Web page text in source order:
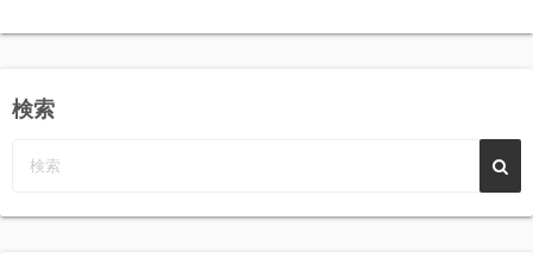
検索